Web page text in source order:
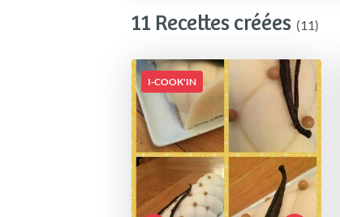
11 Recettes créées (11)
I-COOK'IN